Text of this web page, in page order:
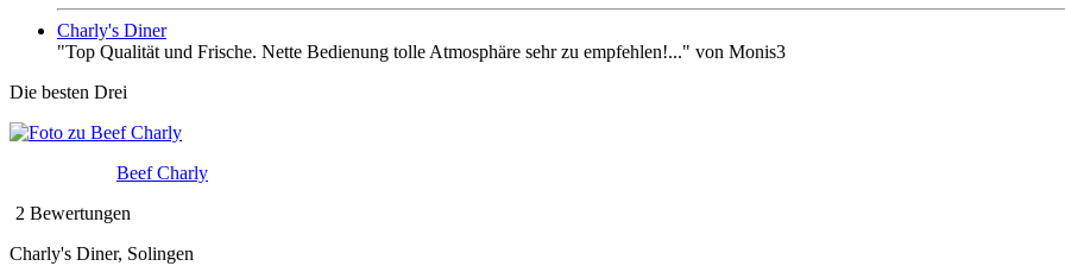
Charly's Diner
"Top Qualität und Frische. Nette Bedienung tolle Atmosphäre sehr zu empfehlen!..." von Monis3
Die besten Drei
Beef Charly
2 Bewertungen
Charly's Diner, Solingen